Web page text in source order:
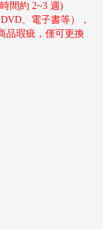
間約 2~3 週)
、電子書等），
品瑕疵，僅可更換